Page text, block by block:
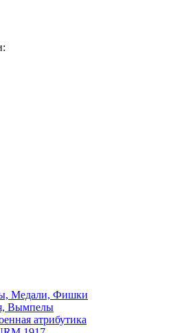
Медали, Фишки
Вымпелы
атрибутика